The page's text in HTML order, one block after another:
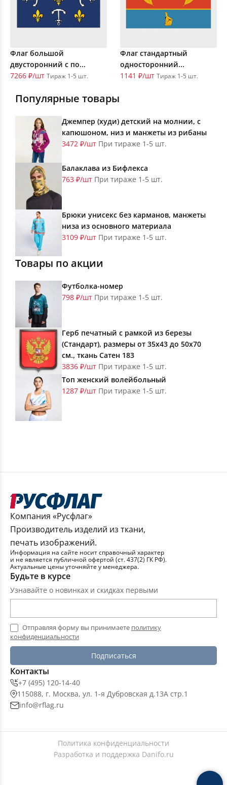
Флаг большой
двусторонний с по...
7266 ₽/шт Тираж 1-5 шт.
Флаг стандартный
односторонний...
1141 ₽/шт Тираж 1-5 шт.
Популярные товары
Джемпер (худи) детский на молнии, с
капюшоном, низ и манжеты из рибаны
3472 ₽/шт При тираже 1-5 шт.
Балаклава из Бифлекса
763 ₽/шт При тираже 1-5 шт.
Брюки унисекс без карманов, манжеты
низа из основного материала
3109 ₽/шт При тираже 1-5 шт.
Товары по акции
Футболка-номер
798 ₽/шт При тираже 1-5 шт.
Герб печатный с рамкой из березы
(Стандарт), размеры от 35х43 до 50х70
см., ткань Сатен 183
3836 ₽/шт При тираже 1-5 шт.
Топ женский волейбольный
1287 ₽/шт При тираже 1-5 шт.
Компания «Русфлаг»
Производитель изделий из ткани,
печать изображений.
Информация на сайте носит справочный характер
и не является публичной офертой (ст. 437(2) ГК РФ).
Актуальные цены уточняйте у менеджера.
Будьте в курсе
Узнавайте о новинках и скидках первыми
Отправляя форму вы принимаете политику
конфиденциальности
Подписаться
Контакты
+7 (495) 120-14-40
115088, г. Москва, ул. 1-я Дубровская д.13А стр.1
info@rflag.ru
Политика конфиденциальности
Разработка и поддержка Danifo.ru